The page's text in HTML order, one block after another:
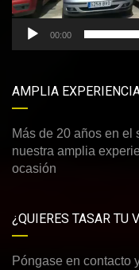
00:00
AMPLIA
Más de 20 años en el
nuestra amplia
ocasión
¿QUIERES TASAR TU
Póngase en contacto